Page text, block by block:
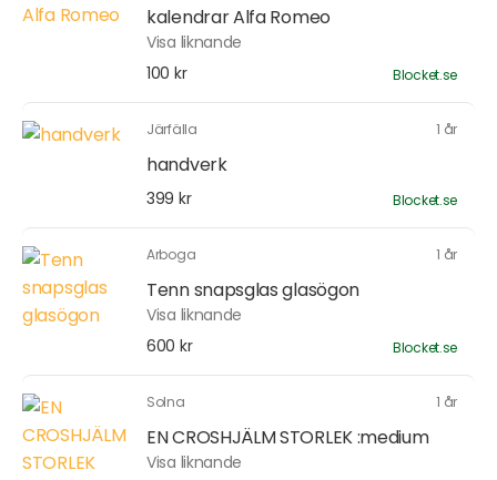
kalendrar Alfa Romeo
Visa liknande
100 kr
Blocket.se
Järfälla 1 år
handverk
399 kr Blocket.se
Arboga 1 år
Tenn snapsglas glasögon
Visa liknande
600 kr
Blocket.se
Solna 1 år
EN CROSHJÄLM STORLEK :medium
Visa liknande